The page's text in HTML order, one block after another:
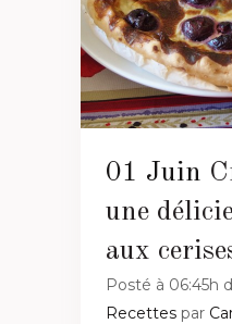
01 Juin
une
aux
Posté à 06:45h
Recettes par